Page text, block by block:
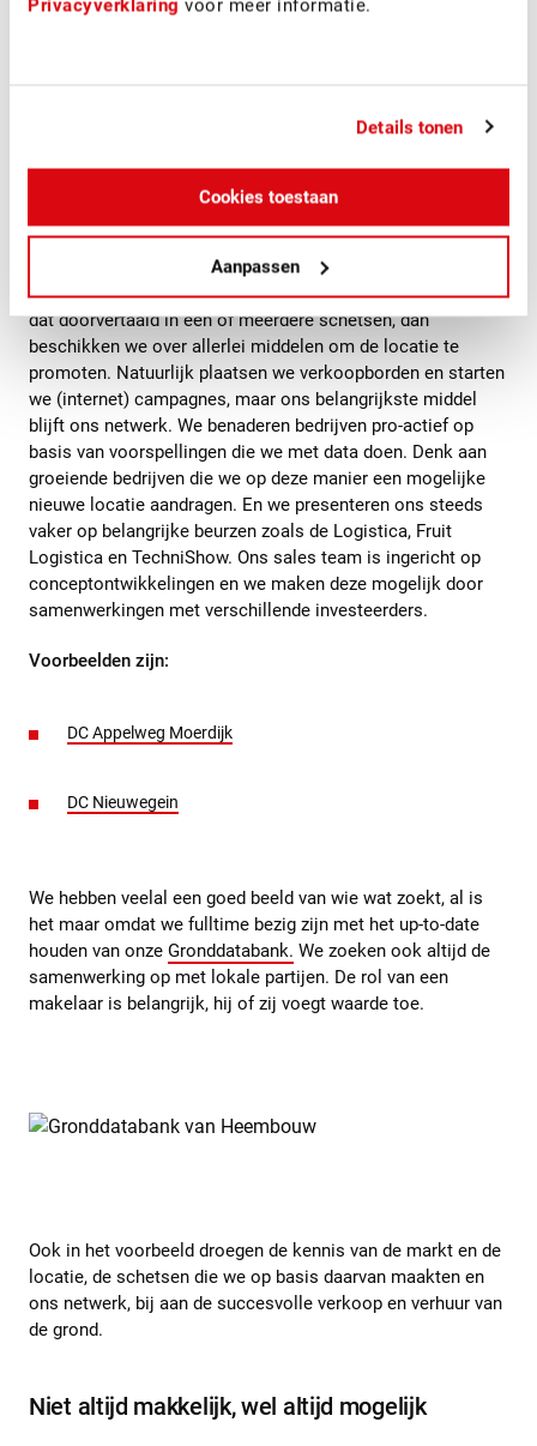
Privacyverklaring voor meer informatie.
Details tonen
Cookies toestaan
Aanpassen
vraag meer naar, dan laten we schetsmatig zien hoe de
groot, specifiek gebouw. We hebben de grond verkaveld en
de locatie in stukjes succesvol verkocht en verhuurd.
Stap 3: Promotie
Weten we waar vraag naar is op deze locatie en hebben we
dat doorvertaald in één of meerdere schetsen, dan
beschikken we over allerlei middelen om de locatie te
promoten. Natuurlijk plaatsen we verkoopborden en starten
we (internet) campagnes, maar ons belangrijkste middel
blijft ons netwerk. We benaderen bedrijven pro-actief op
basis van voorspellingen die we met data doen. Denk aan
groeiende bedrijven die we op deze manier een mogelijke
nieuwe locatie aandragen. En we presenteren ons steeds
vaker op belangrijke beurzen zoals de Logistica, Fruit
Logistica en TechniShow. Ons sales team is ingericht op
conceptontwikkelingen en we maken deze mogelijk door
samenwerkingen met verschillende investeerders.
Voorbeelden zijn:
DC Appelweg Moerdijk
DC Nieuwegein
We hebben veelal een goed beeld van wie wat zoekt, al is
het maar omdat we fulltime bezig zijn met het up-to-date
houden van onze Gronddatabank. We zoeken ook altijd de
samenwerking op met lokale partijen. De rol van een
makelaar is belangrijk, hij of zij voegt waarde toe.
Ook in het voorbeeld droegen de kennis van de markt en de
locatie, de schetsen die we op basis daarvan maakten en
ons netwerk, bij aan de succesvolle verkoop en verhuur van
de grond.
Niet altijd makkelijk, wel altijd mogelijk